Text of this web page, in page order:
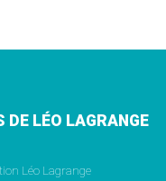
DE LÉO LAGRANGE
Léo Lagrange